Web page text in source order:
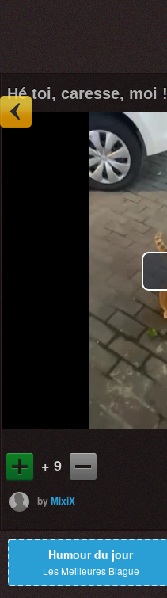
Hé toi, caresse, moi !
+ 9
byMixiX
Humour du jour
Les Meilleures Blague